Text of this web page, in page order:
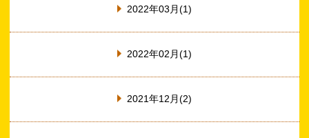
2022年03月(1)
2022年02月(1)
2021年12月(2)